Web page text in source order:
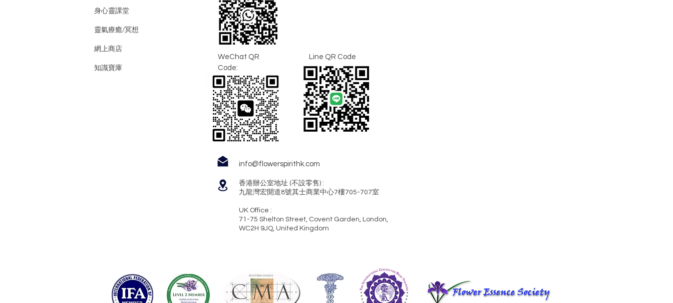
身心靈課堂
靈氣療癒/冥想
網上商店
知識寶庫
WeChat QR
Code:
Line QR Code
info@flowerspirithk.com
香港辦公室地址 (不設零售) :
九龍灣宏開道8號其士商業中心7樓705-707室
UK Office :
71-75 Shelton Street, Covent Garden, London,
WC2H 9JQ, United Kingdom